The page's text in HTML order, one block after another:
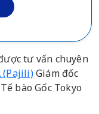
tư vấn chuyên
(Pajili)Giám đốc
bào Gốc Tokyo